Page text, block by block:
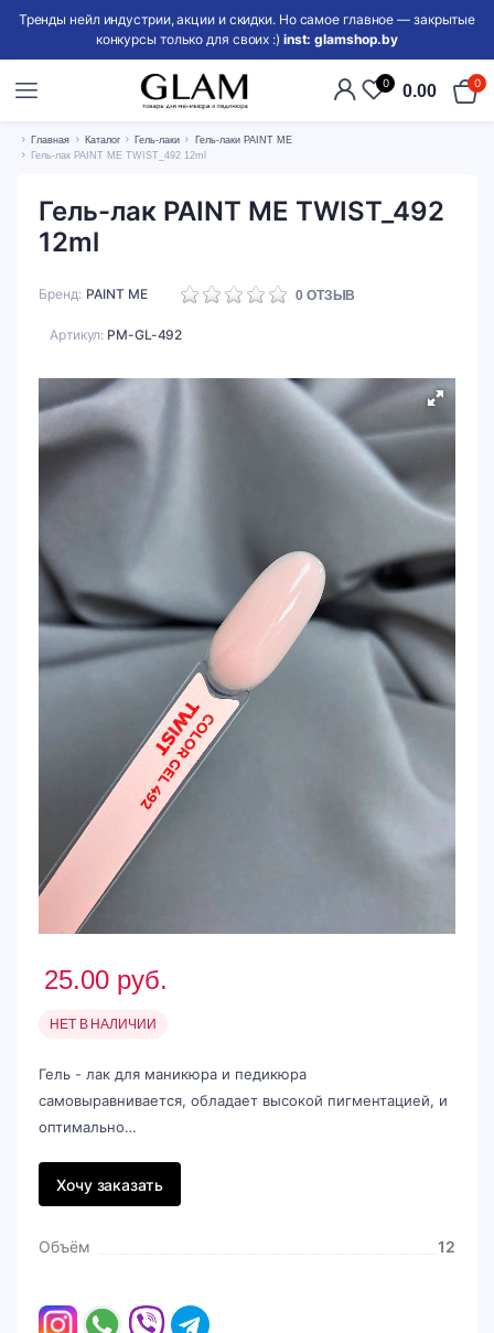
Тренды нейл индустрии, акции и скидки. Но самое главное — закрытые
конкурсы только для своих :) inst: glamshop.by
0 0.00 0
Главная Каталог Гель-лаки
Гель-лаки PAINT ME
Гель-лак PAINT ME TWIST_492 12ml
Гель-лак PAINT ME TWIST_492
12ml
Бренд PAINT ME 0ОТЗЫВ
Артикул: PM-GL-492
25.00 руб.
НЕТ В НАЛИЧИИ
Гель - лак для маникюра и педикюра
самовыравнивается, обладает высокой пигментацией, и
оптимально…
Хочу заказать
Объём 12